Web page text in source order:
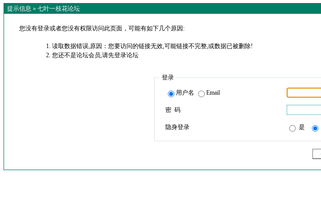
提示信息 » 七叶一枝花论坛
您没有登录或者您没有权限访问此页面，可能有如下几个原因:
读取数据错误,原因：您要访问的链接无效,可能链接不完整,或数据已被删除!
您还不是论坛会员,请先登录论坛
登录
用户名 Email
密 码
隐身登录 是